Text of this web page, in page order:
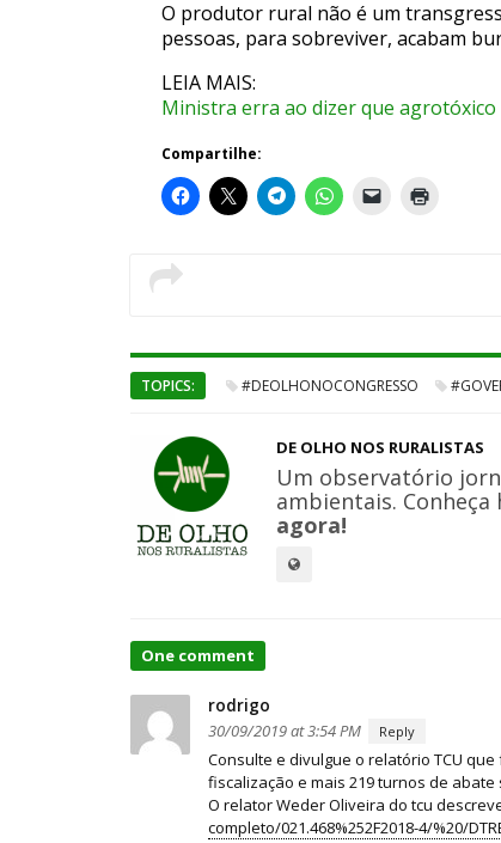
O produtor rural não é um
pessoas, para sobreviver, acabam
LEIA MAIS:
Ministra erra ao dizer que
Compartilhe:
TOPICS: #DEOLHONOCONGRESSO
DE OLHO NOS RURALISTAS
Um observatório
ambientais.
agora!
One comment
Cristina,
ministra
da
Agricultura:
“Quem
quer
rodrigo
30/09/2019 at 3:54 PM
Reply
Consulte e divulgue o relatório TCU
fiscalização e mais 219 turnos de abate
O relator Weder Oliveira do tcu
completo/021.468%252F2018-4/%20/